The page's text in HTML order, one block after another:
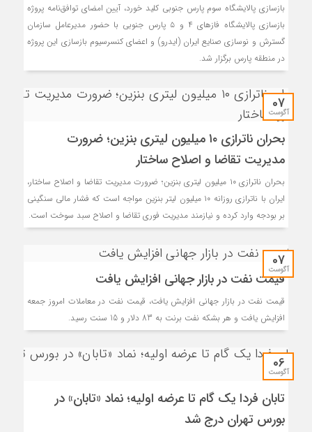
بازسازی پالایشگاه سوم پارس جنوبی کلید خورد، آیین امضای توافق‌نامه پروژه
بازسازی پالایشگاه فازهای ۴ و ۵ پارس جنوبی با حضور مدیرعامل سازمان
گسترش و نوسازی صنایع ایران (ایدرو) و اعضای کنسرسیوم بازسازی این پروژه
در منطقه پارس برگزار شد.
07
آگوست
بحران ناترازی ۱۰ میلیون لیتری بنزین؛ ضرورت
مدیریت تقاضا و اصلاح ساختار
بحران ناترازی ۱۰ میلیون لیتری بنزین؛ ضرورت مدیریت تقاضا و اصلاح ساختار،
ایران با ناترازی روزانه ۱۰ میلیون لیتر بنزین مواجه است که فشار مالی سنگینی
بر بودجه وارد کرده و نیازمند مدیریت فوری تقاضا و اصلاح سبد سوخت است.
07
آگوست
قیمت نفت در بازار جهانی افزایش یافت
قیمت نفت در بازار جهانی افزایش یافت، قیمت نفت در معاملات امروز جمعه
افزایش یافت و هر بشکه نفت برنت به 83 دلار و 15 سنت رسید.
06
آگوست
تابان فردا یک گام تا عرضه اولیه؛ نماد «تابان» در
بورس تهران درج شد